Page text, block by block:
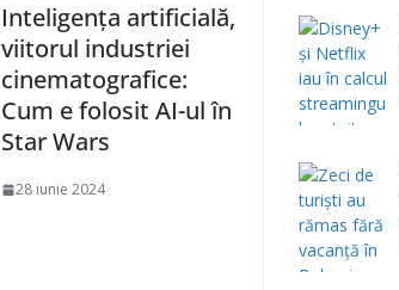
Inteligența artificială,
viitorul industriei
cinematografice:
Cum e folosit AI-ul în
Star Wars
28 iunie 2024